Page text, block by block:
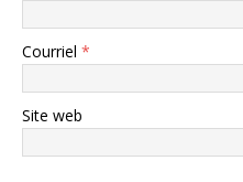
Courriel *
Site web